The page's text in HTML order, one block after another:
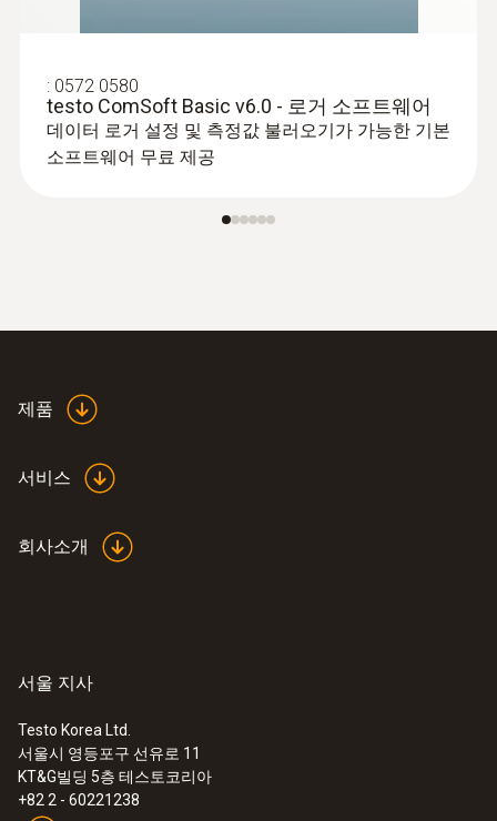
: 0572 0580
testo ComSoft Basic v6.0 - 로거 소프트웨어
데이터 로거 설정 및 측정값 불러오기가 가능한 기본
소프트웨어 무료 제공
제품
서비스
회사소개
서울 지사
Testo Korea Ltd.
서울시 영등포구 선유로 11
KT&G빌딩 5층 테스토코리아
+82 2 - 60221238